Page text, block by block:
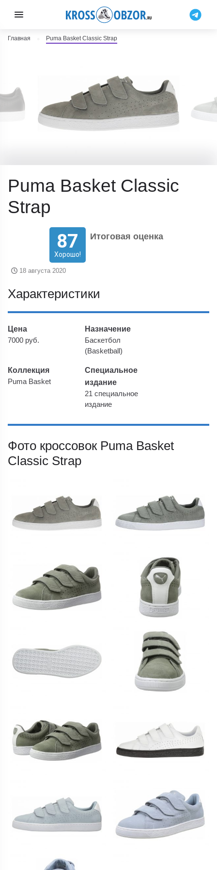
Главная Puma Basket Classic Strap
Puma Basket Classic
Strap
87
Хорошо!
Итоговая оценка
18 августа 2020
Характеристики
Цена
7000 руб.
Назначение
Баскетбол
(Basketball)
Коллекция
Puma Basket
Специальное
издание
21 специальное
издание
Фото кроссовок Puma Basket
Classic Strap